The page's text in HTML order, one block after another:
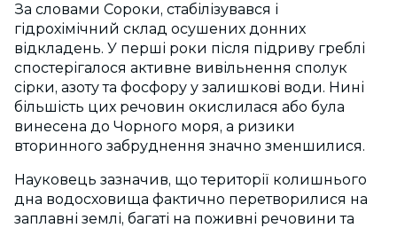
За словами Сороки, стабілізувався і
гідрохімічний склад осушених донних
відкладень. У перші роки після підриву греблі
спостерігалося активне вивільнення сполук
сірки, азоту та фосфору у залишкові води. Нині
більшість цих речовин окислилася або була
винесена до Чорного моря, а ризики
вторинного забруднення значно зменшилися.
Науковець зазначив, що території колишнього
дна водосховища фактично перетворилися на
заплавні землі, багаті на поживні речовини та